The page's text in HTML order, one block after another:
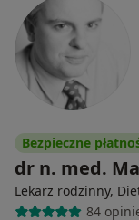
Bezpieczne
dr n. med.
Lekarz rodzinny,
84